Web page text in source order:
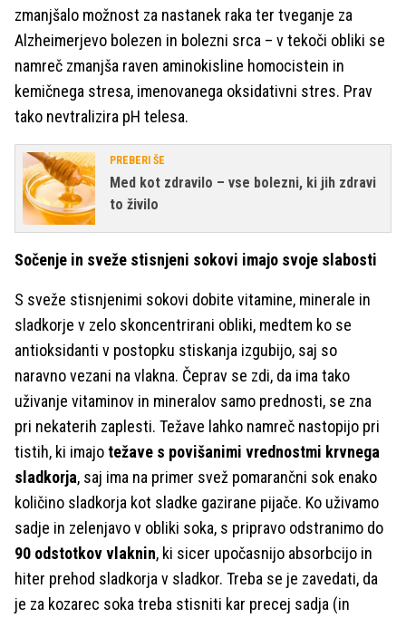
zmanjšalo možnost za nastanek raka ter tveganje za
Alzheimerjevo bolezen in bolezni srca – v tekoči obliki se
namreč zmanjša raven aminokisline homocistein in
kemičnega stresa, imenovanega oksidativni stres. Prav
tako nevtralizira pH telesa.
PREBERI ŠE
Med kot zdravilo – vse bolezni, ki jih zdravi
to živilo
Sočenje in sveže stisnjeni sokovi imajo svoje slabosti
S sveže stisnjenimi sokovi dobite vitamine, minerale in
sladkorje v zelo skoncentrirani obliki, medtem ko se
antioksidanti v postopku stiskanja izgubijo, saj so
naravno vezani na vlakna. Čeprav se zdi, da ima tako
uživanje vitaminov in mineralov samo prednosti, se zna
pri nekaterih zaplesti. Težave lahko namreč nastopijo pri
tistih, ki imajotežave s povišanimi vrednostmi krvnega
sladkorja, saj ima na primer svež pomarančni sok enako
količino sladkorja kot sladke gazirane pijače. Ko uživamo
sadje in zelenjavo v obliki soka, s pripravo odstranimo do
90 odstotkov vlaknin, ki sicer upočasnijo absorbcijo in
hiter prehod sladkorja v sladkor. Treba se je zavedati, da
je za kozarec soka treba stisniti kar precej sadja (in